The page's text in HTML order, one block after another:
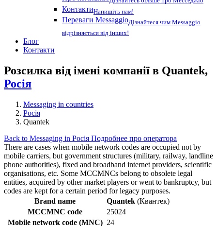
КонтактиНапишіть нам!
Переваги MessaggioДізнайтеся чим Messaggio
відрізняється від інших!
Блог
Контакти
Розсилка від імені компанії в Quantek,
Росія
Messaging in countries
Росія
Quantek
Back to Messaging in Росія Подробнее про оператора
There are cases when mobile network codes are occupied not by
mobile carriers, but government structures (military, railway, landline
phone authorities), fixed and broadband internet providers, scientific
organisations, etc. Some MCCMNCs belong to obsolete legal
entities, acquired by other market players or went to bankruptcy, but
codes are kept for a certain period for legacy purposes.
Brand name
Quantek (Квантек)
MCCMNC code
25024
Mobile network code (MNC) 24